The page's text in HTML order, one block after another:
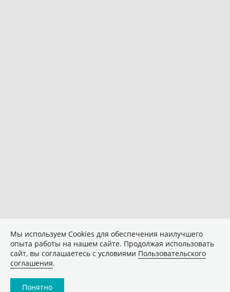
Мы используем Сookies для обеспечения наилучшего
опыта работы на нашем сайте. Продолжая использовать
сайт, вы соглашаетесь с условиями Пользовательского
соглашения.
Понятно